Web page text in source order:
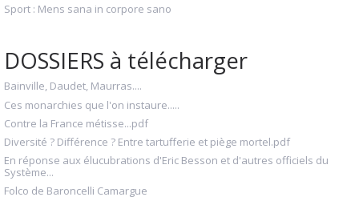
Sport : Mens sana in corpore sano
DOSSIERS à télécharger
Bainville, Daudet, Maurras....
Ces monarchies que l'on instaure.....
Contre la France métisse...pdf
Diversité ? Différence ? Entre tartufferie et piège mortel.pdf
En réponse aux élucubrations d'Eric Besson et d'autres officiels du
Système...
Folco de Baroncelli Camargue